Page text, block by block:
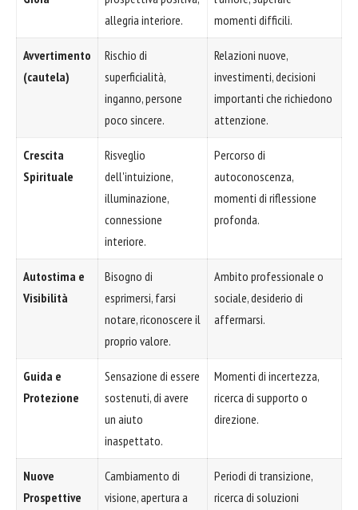
allegria interiore.
momenti difficili.
Avvertimento
(cautela)
Rischio di
superficialità,
inganno, persone
poco sincere.
Relazioni nuove,
investimenti, decisioni
importanti che richiedono
attenzione.
Crescita
Spirituale
Risveglio
dell'intuizione,
illuminazione,
connessione
interiore.
Percorso di
autoconoscenza,
momenti di riflessione
profonda.
Autostima e
Visibilità
Bisogno di
esprimersi, farsi
notare, riconoscere il
proprio valore.
Ambito professionale o
sociale, desiderio di
affermarsi.
Guida e
Protezione
Sensazione di essere
sostenuti, di avere
un aiuto
inaspettato.
Momenti di incertezza,
ricerca di supporto o
direzione.
Nuove
Prospettive
Cambiamento di
visione, apertura a
Periodi di transizione,
ricerca di soluzioni